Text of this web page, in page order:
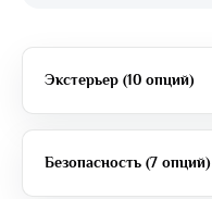
Экстерьер (10 опций)
Безопасность (7 опций)